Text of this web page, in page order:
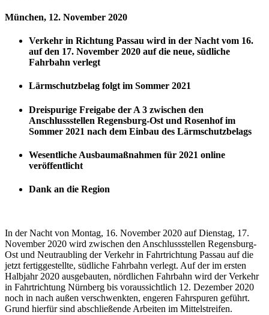
München, 12. November 2020
Verkehr in Richtung Passau wird in der Nacht vom 16.
auf den 17. November 2020 auf die neue, südliche
Fahrbahn verlegt
Lärmschutzbelag folgt im Sommer 2021
Dreispurige Freigabe der A 3 zwischen den
Anschlussstellen Regensburg-Ost und Rosenhof im
Sommer 2021 nach dem Einbau des Lärmschutzbelags
Wesentliche Ausbaumaßnahmen für 2021 online
veröffentlicht
Dank an die Region
In der Nacht von Montag, 16. November 2020 auf Dienstag, 17.
November 2020 wird zwischen den Anschlussstellen Regensburg-
Ost und Neutraubling der Verkehr in Fahrtrichtung Passau auf die
jetzt fertiggestellte, südliche Fahrbahn verlegt. Auf der im ersten
Halbjahr 2020 ausgebauten, nördlichen Fahrbahn wird der Verkehr
in Fahrtrichtung Nürnberg bis voraussichtlich 12. Dezember 2020
noch in nach außen verschwenkten, engeren Fahrspuren geführt.
Grund hierfür sind abschließende Arbeiten im Mittelstreifen.